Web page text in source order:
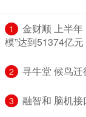
1
金财顺 上半
模”达到51374亿元
2 寻牛堂 候鸟
3 融智和 脑机接